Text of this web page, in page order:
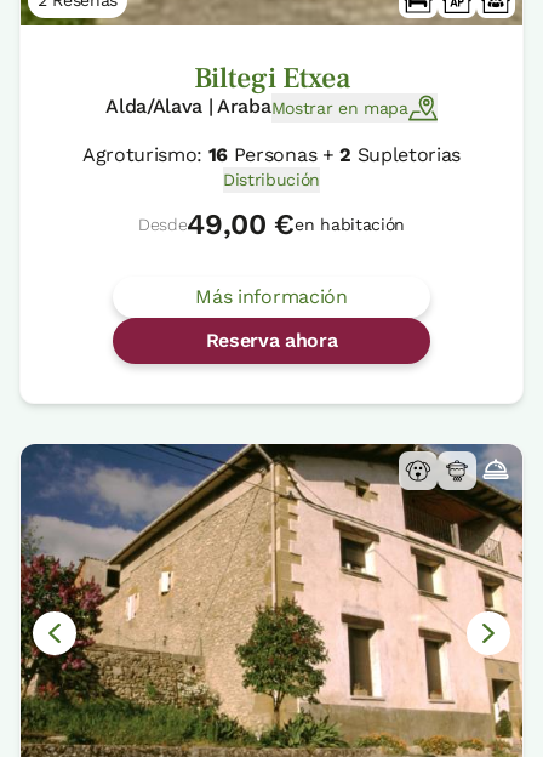
Biltegi Etxea
Alda/Alava | ArabaMostrar en mapa
Agroturismo: 16 Personas +2 Supletorias
Distribución
Desde49,00 €en habitación
Más información
Reserva ahora